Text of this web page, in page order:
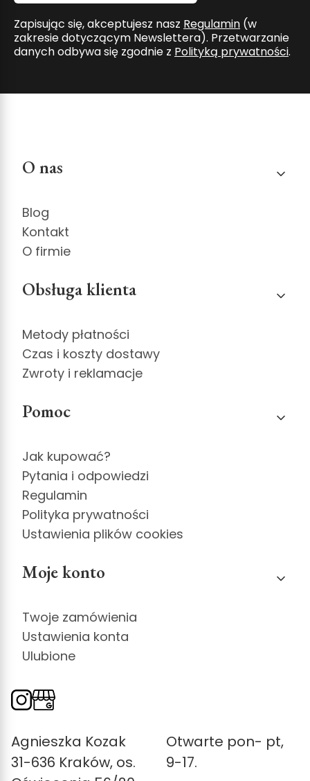
Zapisując się, akceptujesz nasz Regulamin (w
zakresie dotyczącym Newslettera). Przetwarzanie
danych odbywa się zgodnie z Polityką prywatności.
Linki w stopce
O nas
Blog
Kontakt
O firmie
Obsługa klienta
Metody płatności
Czas i koszty dostawy
Zwroty i reklamacje
Pomoc
Jak kupować?
Pytania i odpowiedzi
Regulamin
Polityka prywatności
Ustawienia plików cookies
Moje konto
Twoje zamówienia
Ustawienia konta
Ulubione
Agnieszka Kozak
31-636 Kraków, os.
Otwarte pon- pt,
9-17.